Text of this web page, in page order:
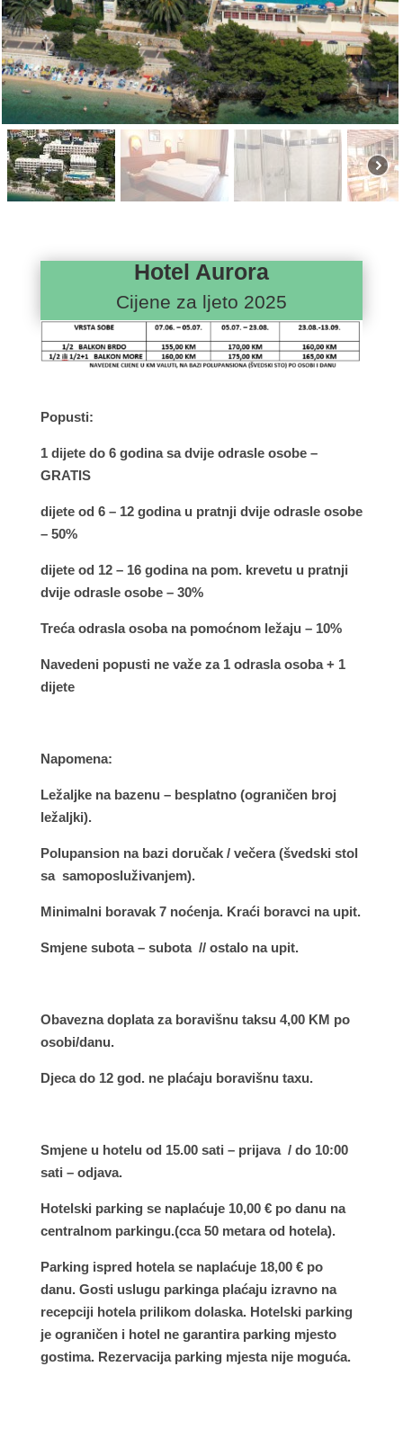
Hotel Aurora
Cijene za ljeto 2025
Popusti:
1 dijete do 6 godina sa dvije odrasle osobe –
GRATIS
dijete od 6 – 12 godina u pratnji dvije odrasle osobe
– 50%
dijete od 12 – 16 godina na pom. krevetu u pratnji
dvije odrasle osobe – 30%
Treća odrasla osoba na pomoćnom ležaju – 10%
Navedeni popusti ne važe za 1 odrasla osoba + 1
dijete
Napomena:
Ležaljke na bazenu – besplatno (ograničen broj
ležaljki).
Polupansion na bazi doručak / večera (švedski stol
sa samoposluživanjem).
Minimalni boravak 7 noćenja. Kraći boravci na upit.
Smjene subota – subota // ostalo na upit.
Obavezna doplata za boravišnu taksu 4,00 KM po
osobi/danu.
Djeca do 12 god. ne plaćaju boravišnu taxu.
Smjene u hotelu od 15.00 sati – prijava / do 10:00
sati – odjava.
Hotelski parking se naplaćuje 10,00 € po danu na
centralnom parkingu.(cca 50 metara od hotela).
Parking ispred hotela se naplaćuje 18,00 € po
danu. Gosti uslugu parkinga plaćaju izravno na
recepciji hotela prilikom dolaska. Hotelski parking
je ograničen i hotel ne garantira parking mjesto
gostima. Rezervacija parking mjesta nije moguća.